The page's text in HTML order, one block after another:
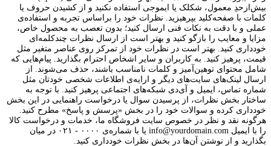
بیش‌از‌حدِ معمول، شکلک یا ایموجی استفاده نکنید و از کشیدن حروف یا
کلمات با صفحه‌کلید بپرهیزید. نظرات خود را براساس تجربه و استفاده‌ی
عملی و با دقت به نکات فنی ارسال کنید؛ بدون تعصب به محصول خاص،
مزایا و معایب را بازگو کنید و بهتر است از ارسال نظرات چندکلمه‌‌ای
خودداری کنید. بهتر است در نظرات خود از تمرکز روی عناصر متغیر مثل
قیمت، پرهیز کنید. به کاربران و سایر اشخاص احترام بگذارید. پیام‌هایی که
شامل محتوای توهین‌آمیز و کلمات نامناسب باشند، حذف می‌شوند. از
ارسال لینک‌های سایت‌های دیگر و ارایه‌ی اطلاعات شخصی خودتان مثل
شماره تماس، ایمیل و آی‌دی شبکه‌های اجتماعی پرهیز کنید. با توجه به
ساختار بخش نظرات، از پرسیدن سوال یا درخواست راهنمایی در این بخش
خودداری کرده و سوالات خود را در بخش «پرسش و پاسخ» مطرح کنید.
هرگونه نقد و نظر در خصوص سایت فروشگاه ما، خدمات و درخواست کالا
را با ایمیل info@yourdomain.com یا با شماره‌ی ۰۰۰۰ - ۰۲۱ در میان
بگذارید و از نوشتن آن‌ها در بخش نظرات خودداری کنید.